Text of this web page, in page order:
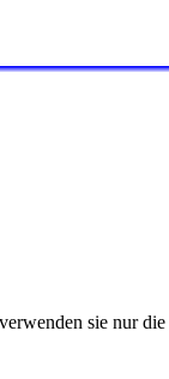
sie nur die